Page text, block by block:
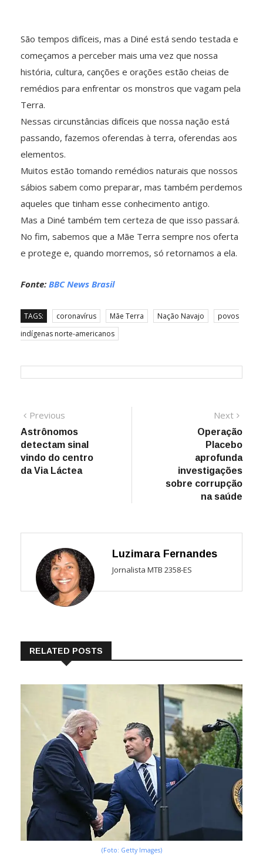
São tempos difíceis, mas a Diné está sendo testada e
começamos a perceber mais uma vez que nossa
história, cultura, canções e orações estão cheias de
remédios para enfrentar os monstros que vagam pela
Terra.
Nessas circunstâncias difíceis que nossa nação está
passando, fazemos oferendas à terra, oferendas aos
elementos.
Muitos estão tomando remédios naturais que nossos
sábios sabem como preparar, mas também perdemos
aqueles que tinham esse conhecimento antigo.
Mas a Diné também tem certeza de que isso passará.
No fim, sabemos que a Mãe Terra sempre nos oferta
e protege e, quando morremos, só retornamos a ela.
Fonte: BBC News Brasil
TAGS: coronavírus Mãe Terra Nação Navajo
povos
indígenas norte-americanos
Navegação
de
Post
Previous
post:
Astrônomos
detectam sinal
vindo do centro
da Via Láctea
Next
post:
Operação
Placebo
aprofunda
investigações
sobre corrupção
na saúde
Luzimara Fernandes
Jornalista MTB 2358-ES
RELATED POSTS
(Foto: Getty Images)